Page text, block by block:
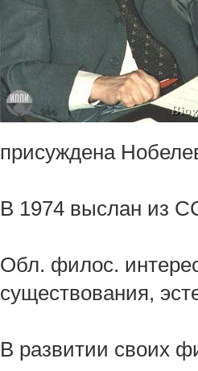
присуждена
В 1974 выслан из
Обл. филос.
существования,
В развитии своих